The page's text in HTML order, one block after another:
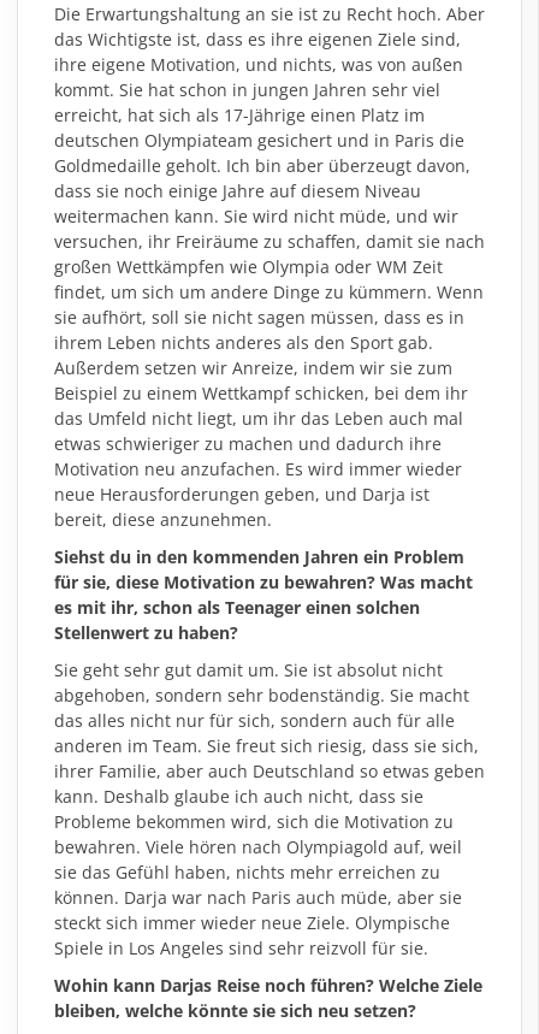
Die Erwartungshaltung an sie ist zu Recht hoch. Aber
das Wichtigste ist, dass es ihre eigenen Ziele sind,
ihre eigene Motivation, und nichts, was von außen
kommt. Sie hat schon in jungen Jahren sehr viel
erreicht, hat sich als 17-Jährige einen Platz im
deutschen Olympiateam gesichert und in Paris die
Goldmedaille geholt. Ich bin aber überzeugt davon,
dass sie noch einige Jahre auf diesem Niveau
weitermachen kann. Sie wird nicht müde, und wir
versuchen, ihr Freiräume zu schaffen, damit sie nach
großen Wettkämpfen wie Olympia oder WM Zeit
findet, um sich um andere Dinge zu kümmern. Wenn
sie aufhört, soll sie nicht sagen müssen, dass es in
ihrem Leben nichts anderes als den Sport gab.
Außerdem setzen wir Anreize, indem wir sie zum
Beispiel zu einem Wettkampf schicken, bei dem ihr
das Umfeld nicht liegt, um ihr das Leben auch mal
etwas schwieriger zu machen und dadurch ihre
Motivation neu anzufachen. Es wird immer wieder
neue Herausforderungen geben, und Darja ist
bereit, diese anzunehmen.
Siehst du in den kommenden Jahren ein Problem
für sie, diese Motivation zu bewahren? Was macht
es mit ihr, schon als Teenager einen solchen
Stellenwert zu haben?
Sie geht sehr gut damit um. Sie ist absolut nicht
abgehoben, sondern sehr bodenständig. Sie macht
das alles nicht nur für sich, sondern auch für alle
anderen im Team. Sie freut sich riesig, dass sie sich,
ihrer Familie, aber auch Deutschland so etwas geben
kann. Deshalb glaube ich auch nicht, dass sie
Probleme bekommen wird, sich die Motivation zu
bewahren. Viele hören nach Olympiagold auf, weil
sie das Gefühl haben, nichts mehr erreichen zu
können. Darja war nach Paris auch müde, aber sie
steckt sich immer wieder neue Ziele. Olympische
Spiele in Los Angeles sind sehr reizvoll für sie.
Wohin kann Darjas Reise noch führen? Welche Ziele
bleiben, welche könnte sie sich neu setzen?